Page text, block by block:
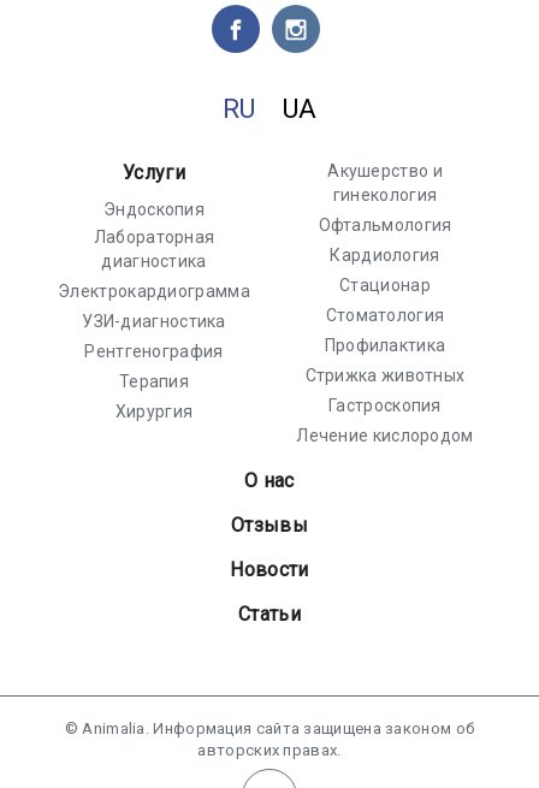
RU UA
Услуги
Эндоскопия
Лабораторная
диагностика
Электрокардиограмма
УЗИ-диагностика
Рентгенография
Терапия
Хирургия
Акушерство и
гинекология
Офтальмология
Кардиология
Стационар
Стоматология
Профилактика
Стрижка животных
Гастроскопия
Лечение кислородом
О нас
Отзывы
Новости
Статьи
© Animalia. Информация сайта защищена законом об
авторских правах.